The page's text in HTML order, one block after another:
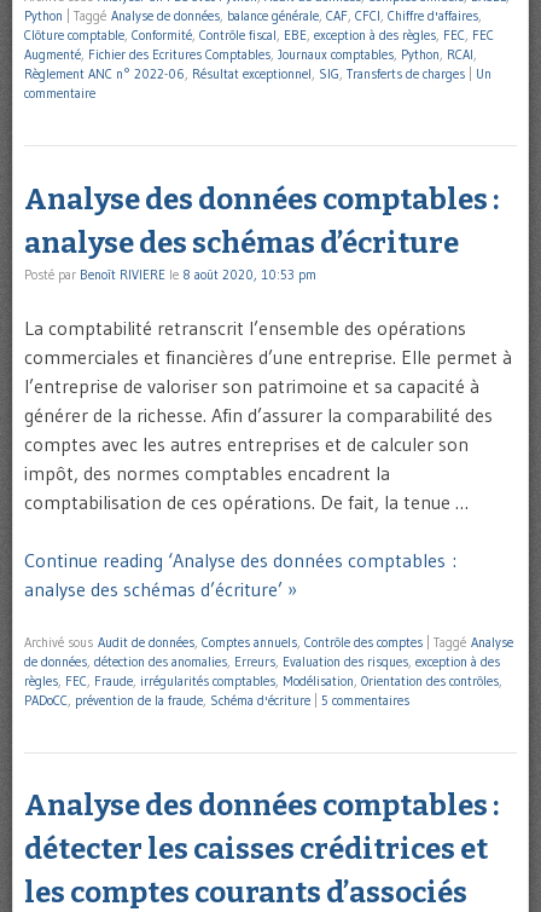
Python
Taggé Analyse de données, balance générale, CAF, CFCI, Chiffre d'affaires,
Clôture comptable, Conformité, Contrôle fiscal, EBE, exception à des règles, FEC, FEC
Augmenté, Fichier des Ecritures Comptables, Journaux comptables, Python, RCAI,
Règlement ANC n° 2022-06, Résultat exceptionnel, SIG, Transferts de charges
Un
commentaire
Analyse des données comptables :
analyse des schémas d’écriture
Posté par Benoît RIVIERE le 8 août 2020, 10:53 pm
La comptabilité retranscrit l’ensemble des opérations
commerciales et financières d’une entreprise. Elle permet à
l’entreprise de valoriser son patrimoine et sa capacité à
générer de la richesse. Afin d’assurer la comparabilité des
comptes avec les autres entreprises et de calculer son
impôt, des normes comptables encadrent la
comptabilisation de ces opérations. De fait, la tenue …
Continue reading ‘Analyse des données comptables :
analyse des schémas d’écriture’ »
Archivé sous Audit de données Comptes annuels Contrôle des comptes Taggé Analyse
de données détection des anomalies Erreurs Evaluation des risques exception à des
règles FEC Fraude irrégularités comptables Modélisation Orientation des contrôles
PADoCC prévention de la fraude Schéma d'écriture 5 commentaires
Analyse des données comptables :
détecter les caisses créditrices et
les comptes courants d’associés